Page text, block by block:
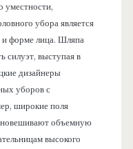
уместности,
убора является
и форме лица. Шляпа
силуэт, выступая в
дизайнеры
уборов с
широкие поля
объемную
высокого